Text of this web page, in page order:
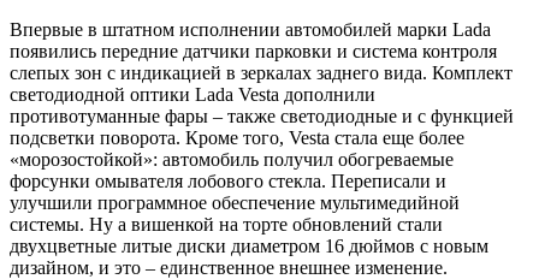
Впервые в штатном исполнении автомобилей марки Lada
появились передние датчики парковки и система контроля
слепых зон с индикацией в зеркалах заднего вида. Комплект
светодиодной оптики Lada Vesta дополнили
противотуманные фары – также светодиодные и с функцией
подсветки поворота. Кроме того, Vesta стала еще более
«морозостойкой»: автомобиль получил обогреваемые
форсунки омывателя лобового стекла. Переписали и
улучшили программное обеспечение мультимедийной
системы. Ну а вишенкой на торте обновлений стали
двухцветные литые диски диаметром 16 дюймов с новым
дизайном, и это – единственное внешнее изменение.